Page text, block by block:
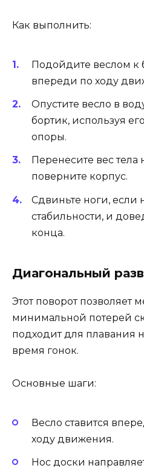
Как выполнить:
Подойдите веслом к
впереди по ходу
Опустите весло в
бортик, используя
опоры.
Перенесите вес тела
поверните корпус.
Сдвиньте ноги, если
стабильности, и
конца.
Диагональный
Этот поворот позволяет
минимальной потерей
подходит для плавания
время гонок.
Основные шаги:
Весло ставится
ходу движения.
Нос доски